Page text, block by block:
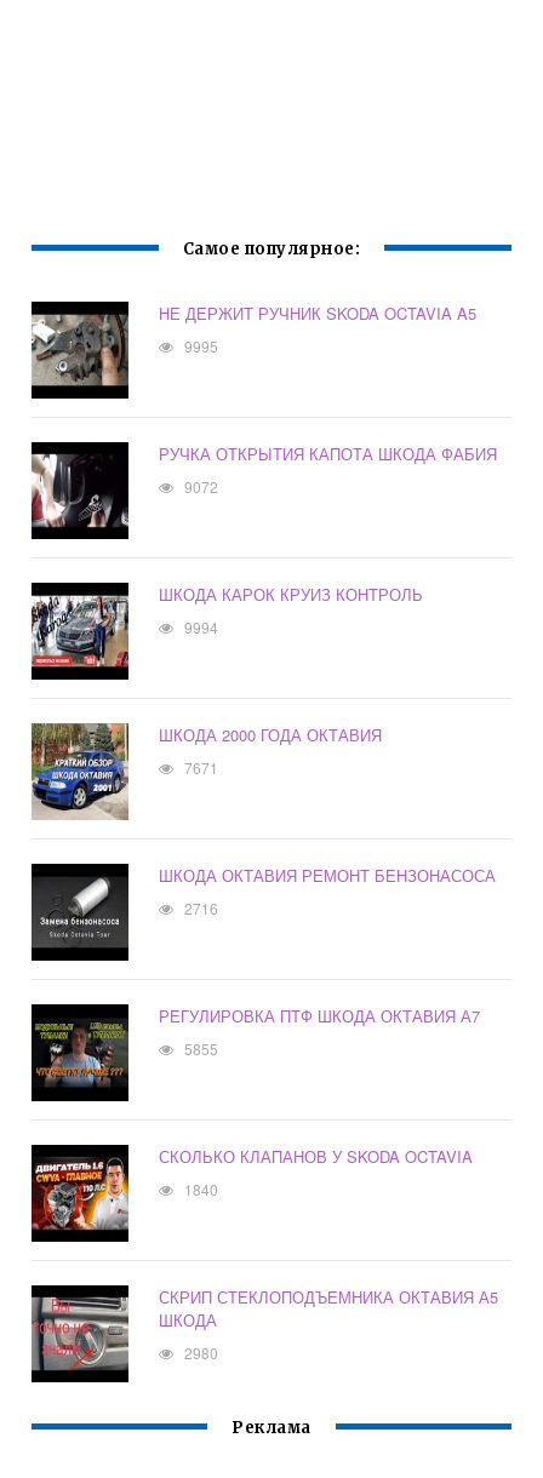
Самое популярное:
НЕ ДЕРЖИТ РУЧНИК SKODA OCTAVIA A5
9995
РУЧКА ОТКРЫТИЯ КАПОТА ШКОДА ФАБИЯ
9072
ШКОДА КАРОК КРУИЗ КОНТРОЛЬ
9994
ШКОДА 2000 ГОДА ОКТАВИЯ
7671
ШКОДА ОКТАВИЯ РЕМОНТ БЕНЗОНАСОСА
2716
РЕГУЛИРОВКА ПТФ ШКОДА ОКТАВИЯ А7
5855
СКОЛЬКО КЛАПАНОВ У SKODA OCTAVIA
1840
СКРИП СТЕКЛОПОДЪЕМНИКА ОКТАВИЯ А5
ШКОДА
2980
Реклама